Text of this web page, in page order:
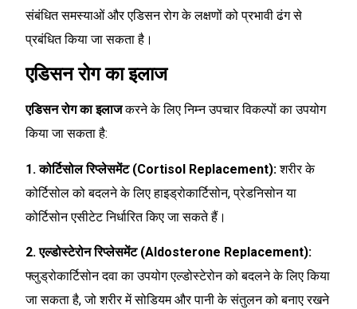
संबंधित समस्याओं और एडिसन रोग के लक्षणों को प्रभावी ढंग से
प्रबंधित किया जा सकता है।
एडिसन रोग का इलाज
एडिसन रोग का इलाजकरने के लिए निम्न उपचार विकल्पों का उपयोग
किया जा सकता है:
1. कोर्टिसोल रिप्लेसमेंट (Cortisol Replacement):शरीर के
कोर्टिसोल को बदलने के लिए हाइड्रोकार्टिसोन, प्रेडनिसोन या
कोर्टिसोन एसीटेट निर्धारित किए जा सकते हैं।
2. एल्डोस्टेरोन रिप्लेसमेंट (Aldosterone Replacement):
फ्लुड्रोकार्टिसोन दवा का उपयोग एल्डोस्टेरोन को बदलने के लिए किया
जा सकता है, जो शरीर में सोडियम और पानी के संतुलन को बनाए रखने